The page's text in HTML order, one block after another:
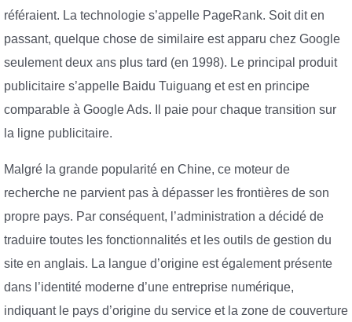
référaient. La technologie s’appelle PageRank. Soit dit en
passant, quelque chose de similaire est apparu chez Google
seulement deux ans plus tard (en 1998). Le principal produit
publicitaire s’appelle Baidu Tuiguang et est en principe
comparable à Google Ads. Il paie pour chaque transition sur
la ligne publicitaire.
Malgré la grande popularité en Chine, ce moteur de
recherche ne parvient pas à dépasser les frontières de son
propre pays. Par conséquent, l’administration a décidé de
traduire toutes les fonctionnalités et les outils de gestion du
site en anglais. La langue d’origine est également présente
dans l’identité moderne d’une entreprise numérique,
indiquant le pays d’origine du service et la zone de couverture